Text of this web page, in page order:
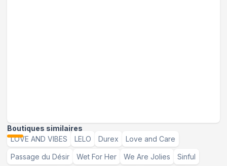
Boutiques similaires
LOVE AND VIBES
LELO Durex Love and Care
Passage du Désir Wet For Her We Are Jolies Sinful